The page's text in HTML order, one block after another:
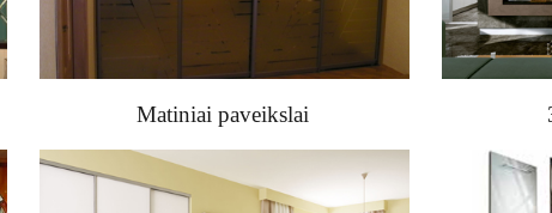
Matiniai paveikslai